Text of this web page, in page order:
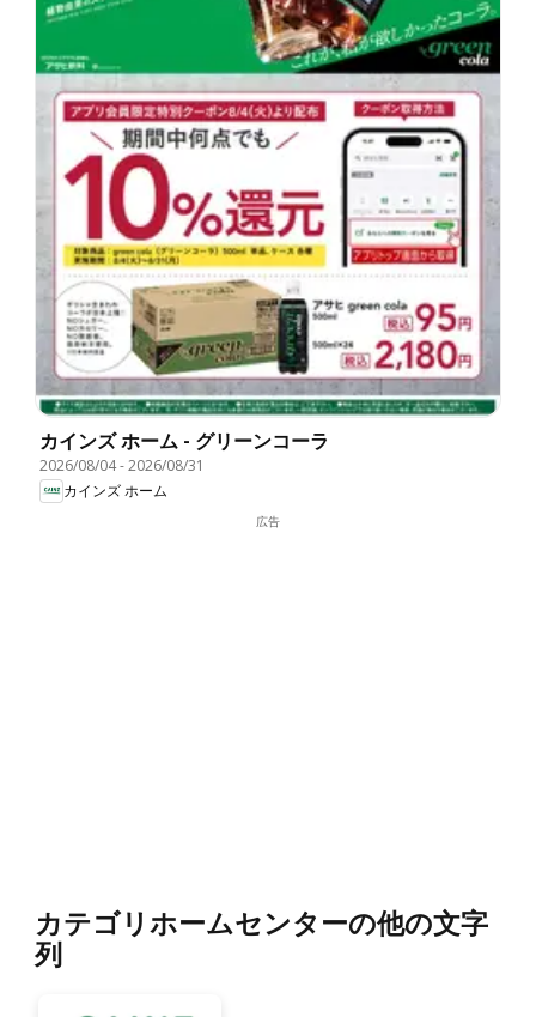
カインズ ホーム - グリーンコーラ
2026/08/04-2026/08/31
カインズ ホーム
広告
カテゴリホームセンターの他の文字
列